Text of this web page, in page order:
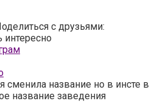
с друзьями:
сменила название но в инсте в
название заведения